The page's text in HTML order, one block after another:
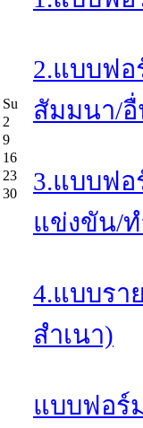
Su
2
9
16
23
30
2.แบบฟ
สัมมนา/
3.แบบฟอ
แข่งขัน/
4.แบบรา
สำเนา)
แบบฟอร์